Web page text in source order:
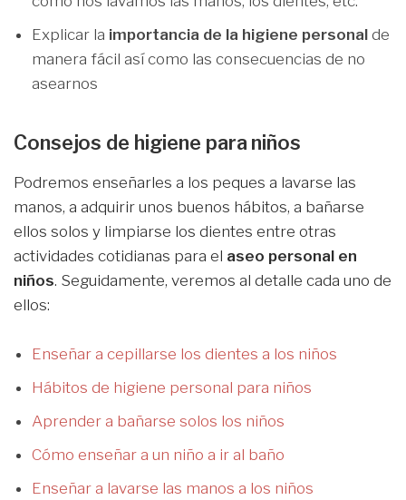
Explicar la importancia de la higiene personal de
manera fácil así como las consecuencias de no
asearnos
Consejos de higiene para niños
Podremos enseñarles a los peques a lavarse las
manos, a adquirir unos buenos hábitos, a bañarse
ellos solos y limpiarse los dientes entre otras
actividades cotidianas para el aseo personal en
niños. Seguidamente, veremos al detalle cada uno de
ellos:
Enseñar a cepillarse los dientes a los niños
Hábitos de higiene personal para niños
Aprender a bañarse solos los niños
Cómo enseñar a un niño a ir al baño
Enseñar a lavarse las manos a los niños